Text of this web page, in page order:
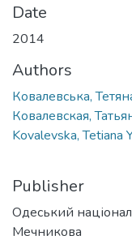
Date
2014
Authors
Ковалевська,
Ковалевская,
Kovalevska, Tetiana
Publisher
Одеський
Мечникова